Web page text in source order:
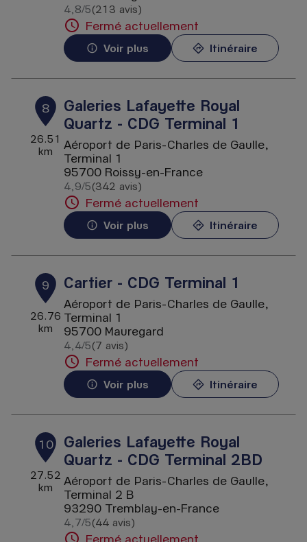
4,8/5 Note de 4.8 sur 5
(213 avis)
Fermé actuellement
Voir plus Itinéraire
8
26.51
km
Galeries Lafayette Royal
Quartz - CDG Terminal 1
Aéroport de Paris-Charles de Gaulle,
Terminal 1
95700 Roissy-en-France
4,9/5 Note de 4.9 sur 5
(342 avis)
Fermé actuellement
Voir plus Itinéraire
9
26.76
km
Cartier - CDG Terminal 1
Aéroport de Paris-Charles de Gaulle,
Terminal 1
95700 Mauregard
4,4/5 Note de 4.4 sur 5
(7 avis)
Fermé actuellement
Voir plus Itinéraire
10
27.52
km
Galeries Lafayette Royal
Quartz - CDG Terminal 2BD
Aéroport de Paris-Charles de Gaulle,
Terminal 2 B
93290 Tremblay-en-France
4,7/5 Note de 4.7 sur 5
(44 avis)
Fermé actuellement